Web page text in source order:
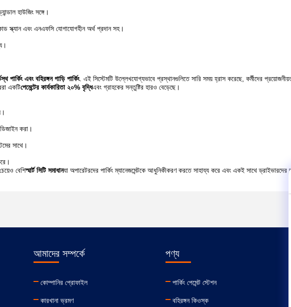
হাউজিং সঙ্গে।
স্ক্যান এবং এনএফসি যোগাযোগহীন অর্থ প্রদান সহ।
পার্কিং এবং বহিরঙ্গন গাড়ি পার্কিং. এই সিস্টেমটি উল্লেখযোগ্যভাবে প্রস্থানগুলিতে সারি সময় হ্রাস করেছে, কর্মীদের
একটিপেমেন্টের কার্যকারিতা ২০% বৃদ্ধিএবং গ্রাহকের সন্তুষ্টির হারও বেড়েছে।
করা।
সাথে।
বেশিস্মার্ট সিটি সমাধানযা অপারেটরদের পার্কিং ম্যানেজমেন্টকে আধুনিকীকরণ করতে সাহায্য করে এবং একই সাথে ড্রাইভারদের
আমাদের সম্পর্কে
কোম্পানির প্রোফাইল
কারখানা ভ্রমণ
পণ্য
পার্কিং পেমেন্ট স্টেশন
বহিরঙ্গন কিওস্ক